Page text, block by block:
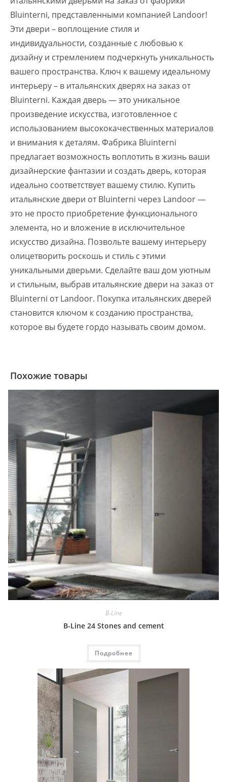
Bluinterni, представленными компанией Landoor!
Эти двери – воплощение стиля и
индивидуальности, созданные с любовью к
дизайну и стремлением подчеркнуть уникальность
вашего пространства. Ключ к вашему идеальному
интерьеру – в итальянских дверях на заказ от
Bluinterni. Каждая дверь — это уникальное
произведение искусства, изготовленное с
использованием высококачественных материалов
и внимания к деталям. Фабрика Bluinterni
предлагает возможность воплотить в жизнь ваши
дизайнерские фантазии и создать дверь, которая
идеально соответствует вашему стилю. Купить
итальянские двери от Bluinterni через Landoor —
это не просто приобретение функционального
элемента, но и вложение в исключительное
искусство дизайна. Позвольте вашему интерьеру
олицетворить роскошь и стиль с этими
уникальными дверьми. Сделайте ваш дом уютным
и стильным, выбрав итальянские двери на заказ от
Bluinterni от Landoor. Покупка итальянских дверей
становится ключом к созданию пространства,
которое вы будете гордо называть своим домом.
Похожие товары
B-Line
B-Line 24 Stones and cement
Подробнее